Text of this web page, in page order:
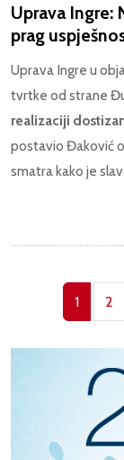
Uprava Ingre:
prag
Uprava Ingre u
tvrtke od strane
realizaciji
postavio Đaković
smatra kako je
Pagination
1 2